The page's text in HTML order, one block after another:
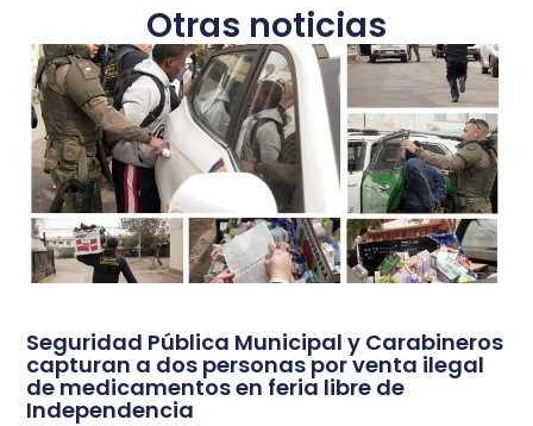
Otras noticias
Seguridad Pública Municipal y Carabineros
capturan a dos personas por venta ilegal
de medicamentos en feria libre de
Independencia